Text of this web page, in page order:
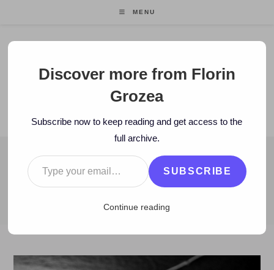
MENU
Florin Grozea
ENTREPRENEUR. FOUNDER/CEO MOCAPP.
BLOG
2014 > August > 4 > Istorie 18 ani de Hi-Q – oamenii care au
Discover more from Florin
Grozea
Subscribe now to keep reading and get access to the
full archive.
Type your email…
SUBSCRIBE
Continue reading